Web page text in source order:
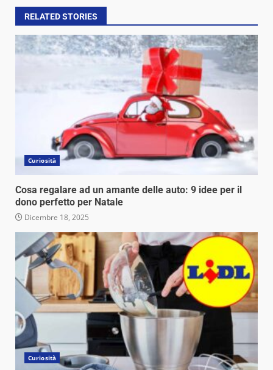
RELATED STORIES
Curiosità
Cosa regalare ad un amante delle auto: 9 idee per il
dono perfetto per Natale
Dicembre 18, 2025
Curiosità